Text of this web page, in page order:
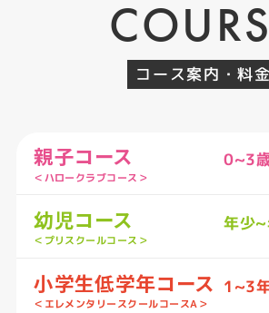
コース案内・料金
親子コース 0~3
＜ハロークラブコース＞
幼児コース 年少
＜プリスクールコース＞
小学生低学年コース 1~3
＜エレメンタリースクールコースA＞